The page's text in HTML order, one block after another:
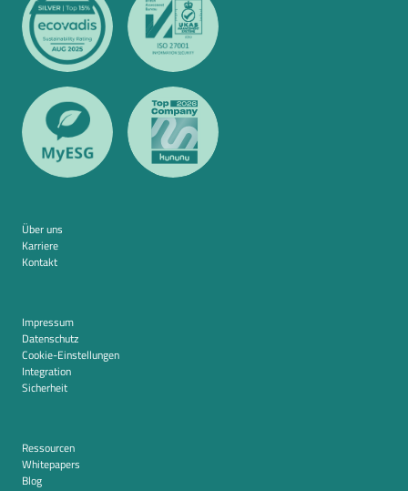
Über uns
Karriere
Kontakt
Impressum
Datenschutz
Cookie-Einstellungen
Integration
Sicherheit
Ressourcen
Whitepapers
Blog